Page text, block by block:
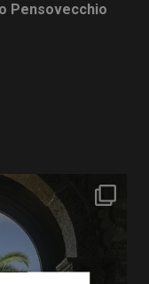
Pensovecchio